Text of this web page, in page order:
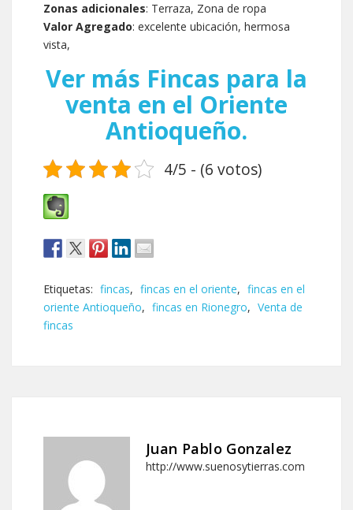
Zonas adicionales: Terraza, Zona de ropa
Valor Agregado: excelente ubicación, hermosa
vista,
Ver más Fincas para la
venta en el Oriente
Antioqueño.
4/5 - (6 votos)
Etiquetas: fincas, fincas en el oriente, fincas en el
oriente Antioqueño, fincas en Rionegro, Venta de
fincas
Juan Pablo Gonzalez
http://www.suenosytierras.com